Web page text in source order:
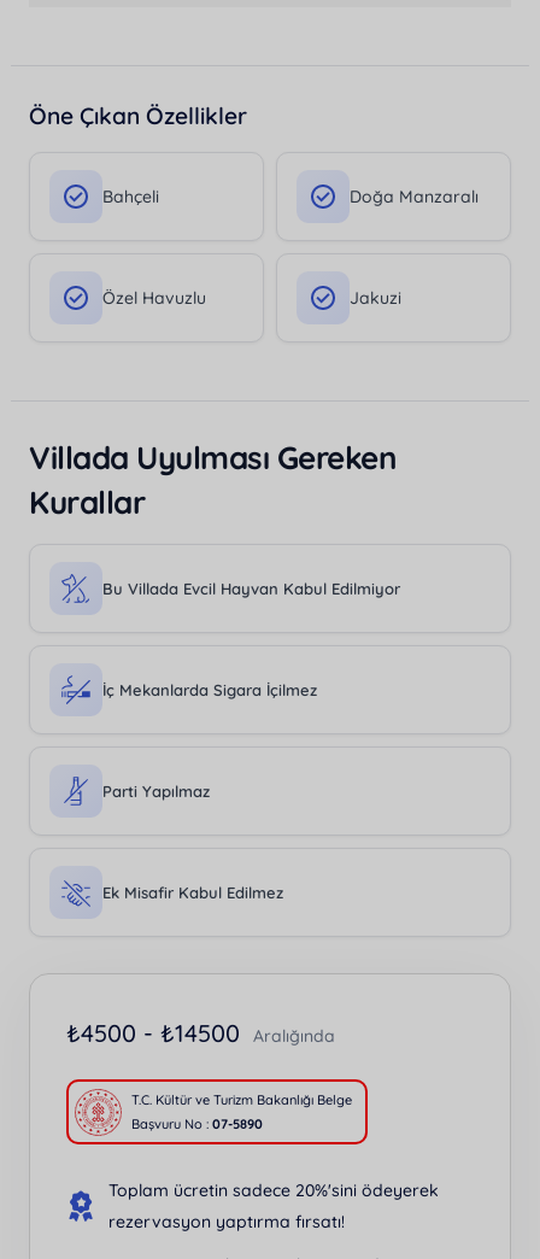
Öne Çıkan Özellikler
Bahçeli Doğa Manzaralı
Özel Havuzlu Jakuzi
Villada Uyulması Gereken
Kurallar
Bu Villada Evcil Hayvan Kabul Edilmiyor
İç Mekanlarda Sigara İçilmez
Parti Yapılmaz
Ek Misafir Kabul Edilmez
₺4500 - ₺14500 Aralığında
T.C. Kültür ve Turizm Bakanlığı Belge
Başvuru No :07-5890
Toplam ücretin sadece 20%'sini ödeyerek
rezervasyon yaptırma fırsatı!